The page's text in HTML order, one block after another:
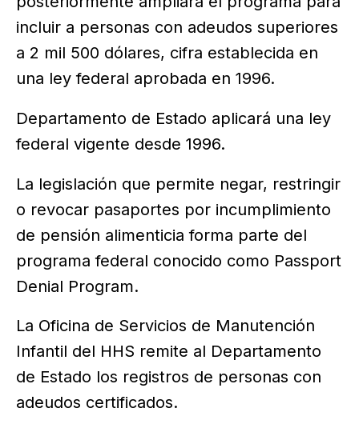
incluir a personas con adeudos superiores
a 2 mil 500 dólares, cifra establecida en
una ley federal aprobada en 1996.
Departamento de Estado aplicará una ley
federal vigente desde 1996.
La legislación que permite negar, restringir
o revocar pasaportes por incumplimiento
de pensión alimenticia forma parte del
programa federal conocido como Passport
Denial Program.
La Oficina de Servicios de Manutención
Infantil del HHS remite al Departamento
de Estado los registros de personas con
adeudos certificados.